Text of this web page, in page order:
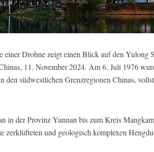
Drohne zeigt einen Blick auf den Yulong
11. November 2024. Am 6. Juli 1976
südwestlichen Grenzregionen Chinas,
in der Provinz Yunnan bis zum Kreis
zerklüfteten und geologisch komplexen